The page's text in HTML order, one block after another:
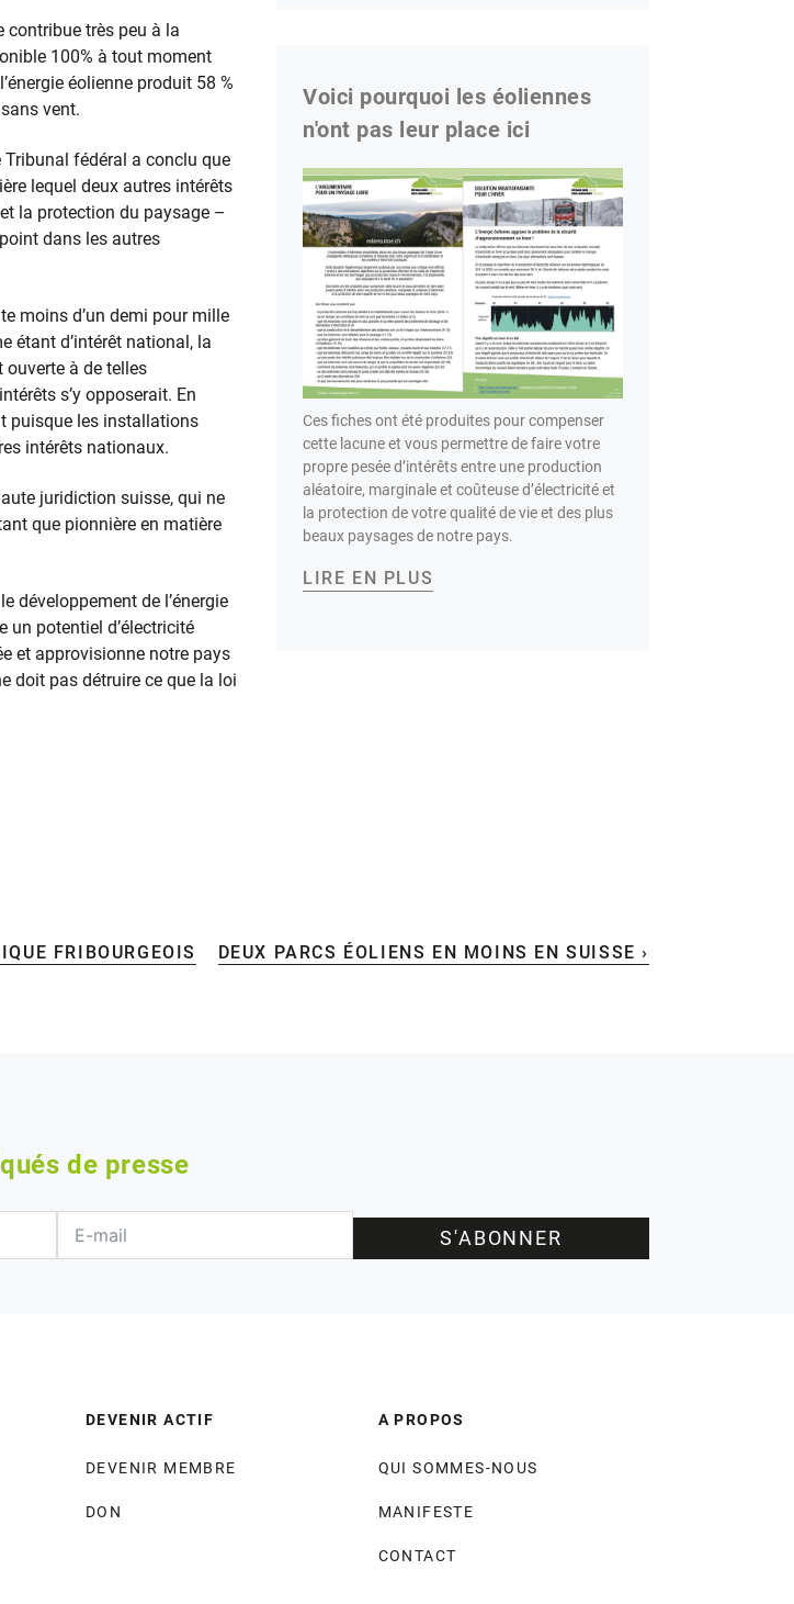
contribue très peu à la
100% à tout moment
éolienne produit 58 %
vent.
Tribunal fédéral a conclu que
lequel deux autres intérêts
la protection du paysage –
dans les autres
moins d’un demi pour mille
étant d’intérêt national, la
à de telles
s’y opposerait. En
puisque les installations
intérêts nationaux.
juridiction suisse, qui ne
que pionnière en matière
développement de l’énergie
un potentiel d’électricité
et approvisionne notre pays
doit pas détruire ce que la loi
Voici pourquoi les éoliennes
n'ont pas leur place ici
Ces fiches ont été produites pour compenser
cette lacune et vous permettre de faire votre
propre pesée d’intérêts entre une production
aléatoire, marginale et coûteuse d’électricité et
la protection de votre qualité de vie et des plus
beaux paysages de notre pays.
LIRE EN PLUS
FRIBOURGEOIS DEUX PARCS ÉOLIENS EN MOINS EN SUISSE ›
de presse
S'ABONNER
DEVENIR ACTIF
DEVENIR MEMBRE
DON
A PROPOS
QUI SOMMES-NOUS
MANIFESTE
CONTACT